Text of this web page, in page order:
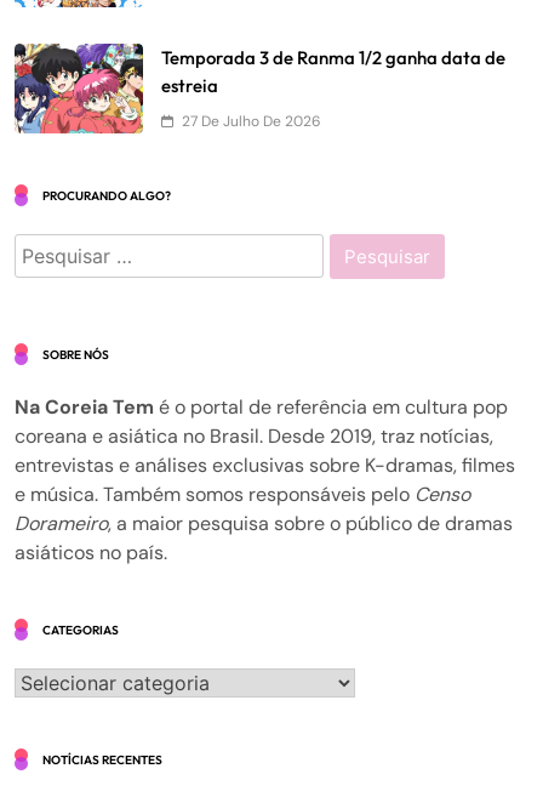
Temporada 3 de Ranma 1/2 ganha data de
estreia
27 De Julho De 2026
PROCURANDO ALGO?
Pesquisar
por:
SOBRE NÓS
Na Coreia Tem é o portal de referência em cultura pop
coreana e asiática no Brasil. Desde 2019, traz notícias,
entrevistas e análises exclusivas sobre K-dramas, filmes
e música. Também somos responsáveis pelo Censo
Dorameiro, a maior pesquisa sobre o público de dramas
asiáticos no país.
CATEGORIAS
Categorias
NOTÍCIAS RECENTES